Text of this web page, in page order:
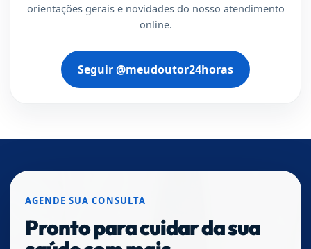
orientações gerais e novidades do nosso atendimento
online.
Seguir @meudoutor24horas
AGENDE SUA CONSULTA
Pronto para cuidar da sua